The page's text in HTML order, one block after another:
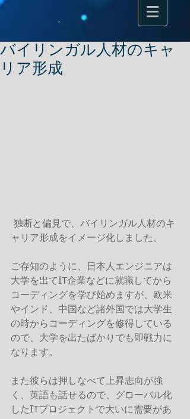
バイリンガル人材のキャ
リア形成
ャリア形成をイメージ化しました。
ご存知のように、日本人エンジニアは
大学を出てIT企業などに就職してから
コーディングを学び始めますが、欧米
やインド、中国など諸外国では大学生
の時からコーディングを修得している
ので、大学を出たばかりでも即戦力に
なります。
また彼らは押しなべて上昇志向が強
く、英語も話せるので、グローバル化
したITプロジェクトで大いに需要があ